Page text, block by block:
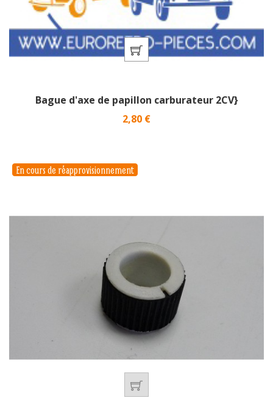
Bague d'axe de papillon carburateur 2CV}
Prix
2,80 €
En cours de réapprovisionnement